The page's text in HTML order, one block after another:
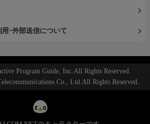
･外部送信について
Program Guide, Inc.All Rights Reserved.
Co., Ltd.All Rights Reserved.